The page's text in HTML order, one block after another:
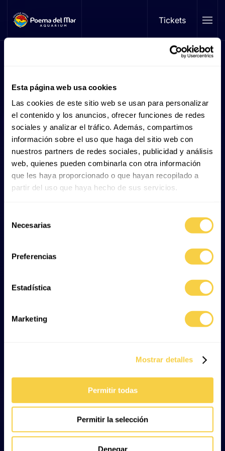
Esta página web usa cookies
Las cookies de este sitio web se usan para personalizar
el contenido y los anuncios, ofrecer funciones de redes
sociales y analizar el tráfico. Además, compartimos
información sobre el uso que haga del sitio web con
nuestros partners de redes sociales, publicidad y análisis
web, quienes pueden combinarla con otra información
que les haya proporcionado o que hayan recopilado a
partir del uso que haya hecho de sus servicios.
Necesarias
Preferencias
Estadística
Marketing
Mostrar detalles
Permitir todas
Permitir la selección
Denegar
Skip to main content Tickets
display on this page, they may have articles.
Type 2 or more characters for results.
Latest News
Sharks in the Canary Islands: A unique adventure
Categories
Diet
Marine ecosystems